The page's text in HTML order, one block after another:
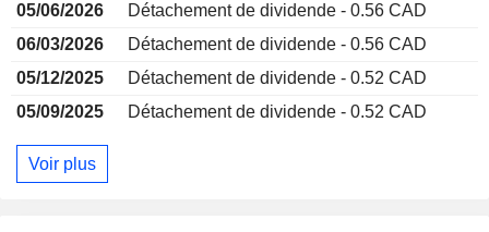
05/06/2026
Détachement de dividende - 0.56 CAD
06/03/2026
Détachement de dividende - 0.56 CAD
05/12/2025
Détachement de dividende - 0.52 CAD
05/09/2025
Détachement de dividende - 0.52 CAD
Voir plus